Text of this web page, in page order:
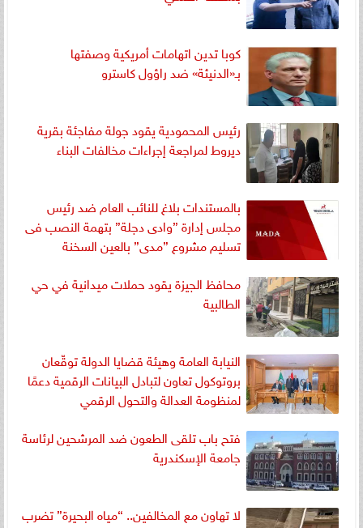
كوبا تدين اتهامات أمريكية وصفتها
بـ«الدنيئة» ضد راؤول كاسترو
رئيس المحمودية يقود جولة مفاجئة بقرية
ديروط لمراجعة إجراءات مخالفات البناء
بالمستندات بلاغ للنائب العام ضد رئيس
مجلس إدارة ”وادى دجلة” بتهمة النصب فى
تسليم مشروع ”مدى” بالعين السخنة
محافظ الجيزة يقود حملات ميدانية في حي
الطالبية
النيابة العامة وهيئة قضايا الدولة توقّعان
بروتوكول تعاون لتبادل البيانات الرقمية دعمًا
لمنظومة العدالة والتحول الرقمي
فتح باب تلقى الطعون ضد المرشحين لرئاسة
جامعة الإسكندرية
لا تهاون مع المخالفين.. “مياه البحيرة” تضرب